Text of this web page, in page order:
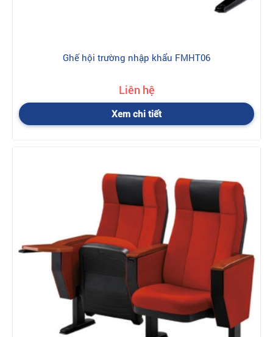
Ghế hội trường nhập khẩu FMHT06
Liên hệ
Xem chi tiết